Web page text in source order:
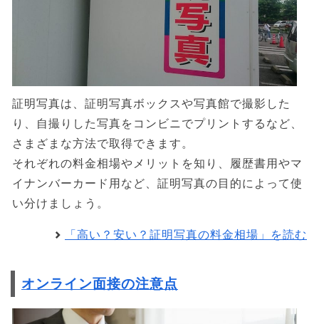
証明写真は、証明写真ボックスや写真館で撮影した
り、自撮りした写真をコンビニでプリントするなど、
さまざまな方法で取得できます。
それぞれの料金相場やメリットを知り、履歴書用やマ
イナンバーカード用など、証明写真の目的によって使
い分けましょう。
「高い？安い？証明写真の料金相場」を読む
オンライン面接の注意点